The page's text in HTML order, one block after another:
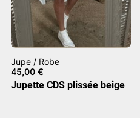
Jupe / Robe
45,00 €
Jupette CDS plissée beige